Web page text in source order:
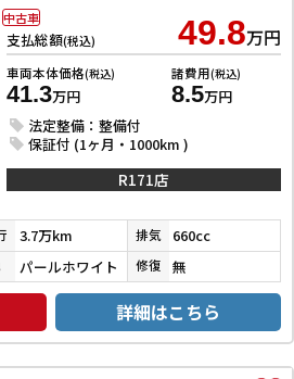
支払総額(税込) 49.8万円
車両本体価格(税込)
41.3万円
諸費用(税込)
8.5万円
法定整備：整備付
保証付 (1ヶ月・1000km )
中古車
R171店
3.7万km 排気 660cc
パールホワイト 修復 無
詳細はこちら